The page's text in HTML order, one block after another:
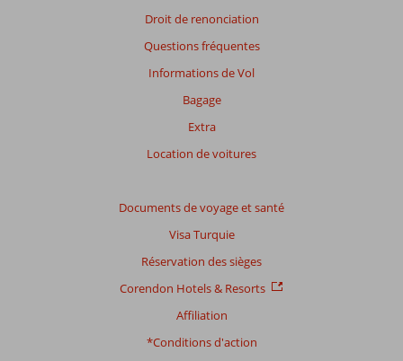
Droit de renonciation
Questions fréquentes
Informations de Vol
Bagage
Extra
Location de voitures
Documents de voyage et santé
Visa Turquie
Réservation des sièges
Corendon Hotels & Resorts
Affiliation
*Conditions d'action